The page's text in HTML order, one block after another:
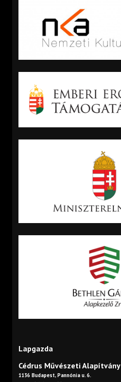
Lapgazda
Cédrus Művészeti Alapítvány
1136 Budapest, Pannónia u. 6.